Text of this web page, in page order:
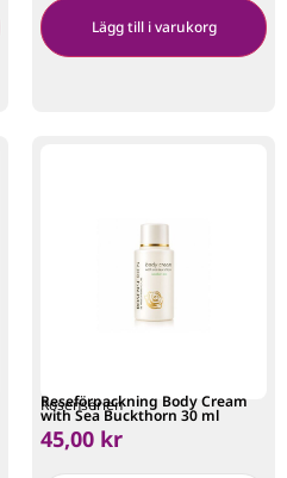
Lägg till i varukorg
Rosenserien
Reseförpackning Body Cream
with Sea Buckthorn 30 ml
45,00 kr